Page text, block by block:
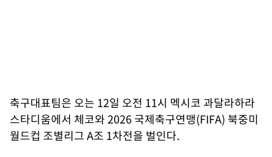
축구대표팀은 오는 12일 오전 11시 멕시코 과달라하라
스타디움에서 체코와 2026 국제축구연맹(FIFA) 북중미
월드컵 조별리그 A조 1차전을 벌인다.